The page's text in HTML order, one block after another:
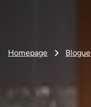
Homepage Blogue